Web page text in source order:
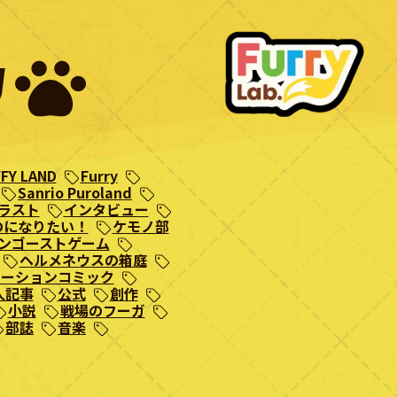
LAND Furry
Sanrio Puroland
スト インタビュー
なりたい！ ケモノ部
ゴーストゲーム
ヘルメネウスの箱庭
ションコミック
記事 公式 創作
小説 戦場のフーガ
部誌 音楽